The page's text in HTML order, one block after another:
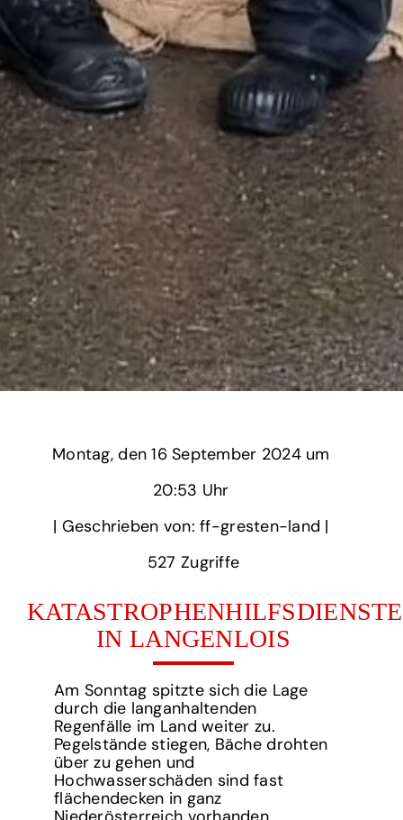
Montag,
‎| Geschrieben von: ff-gresten-land | ‎
527‏‏‎ ‎Zugriffe
IN LANGENLOIS
Am Sonntag spitzte sich die Lage
durch die langanhaltenden
Regenfälle im Land weiter zu.
Pegelstände stiegen, Bäche drohten
über zu gehen und
Hochwasserschäden sind fast
flächendecken in ganz